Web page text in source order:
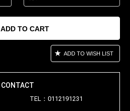
ADD TO CART
ADD TO WISH LIST
CONTACT
TEL：0112191231